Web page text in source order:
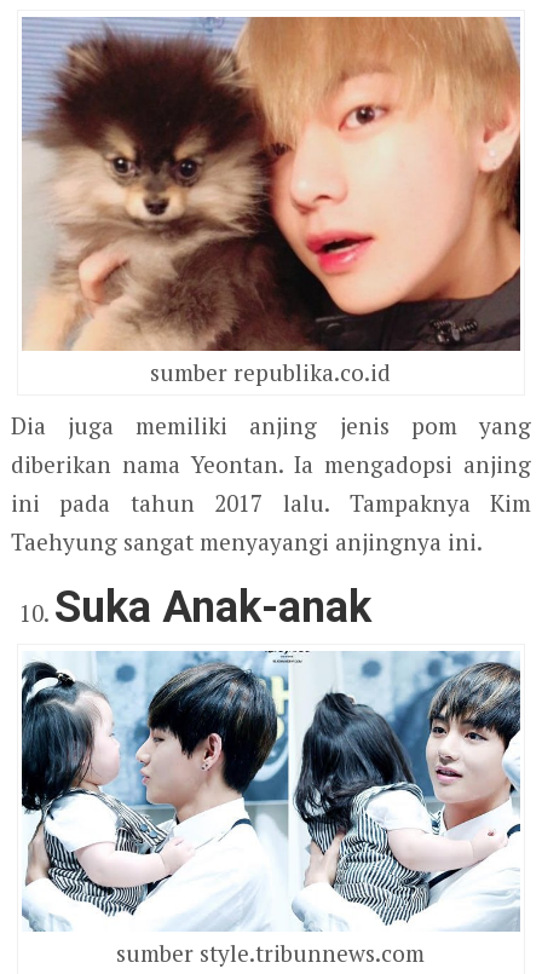
sumber republika.co.id
Dia juga memiliki anjing jenis pom yang
diberikan nama Yeontan. Ia mengadopsi anjing
ini pada tahun 2017 lalu. Tampaknya Kim
Taehyung sangat menyayangi anjingnya ini.
Suka Anak-anak
sumber style.tribunnews.com